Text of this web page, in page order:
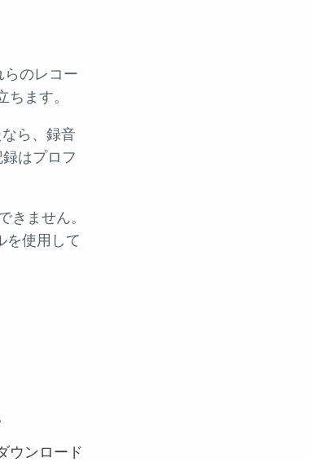
のレコー
ます。
ら、録音
はプロフ
ません。
を使用して
ウンロード